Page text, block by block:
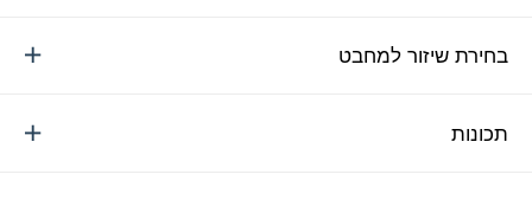
בחירת שיזור למחבט
תכונות